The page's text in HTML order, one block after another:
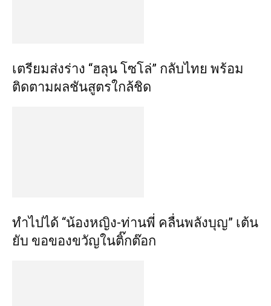
เตรียมส่งร่าง “ฮลุน โซโล่” กลับไทย พร้อม
ติดตามผลชันสูตรใกล้ชิด
ทำไปได้ “น้องหญิง-ท่านพี่ คลื่นพลังบุญ” เต้น
ยับ ขอของขวัญในติ๊กต๊อก